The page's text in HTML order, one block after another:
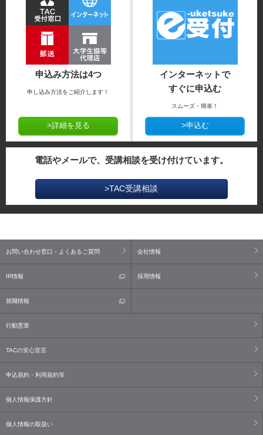
申込み方法は4つ
申し込み方法をご紹介します！
>詳細を見る
インターネットで
すぐに申込む
スムーズ・簡単！
>申込む
電話やメールで、受講相談を受け付けています。
>TAC受講相談
お問い合わせ窓口・よくあるご質問 会社情報
IR情報 採用情報
就職情報
行動憲章
TACの安心宣言
申込規約・利用規約等
個人情報保護方針
個人情報の取扱い